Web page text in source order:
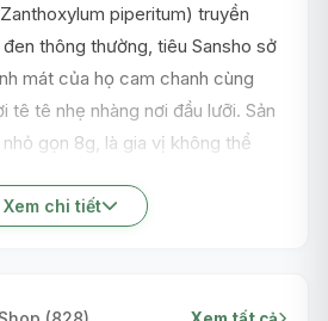
piperitum) truyền
thông thường, tiêu Sansho sở
mát của họ cam chanh cùng
tê tê nhẹ nhàng nơi đầu lưỡi. Sản
gọn 8g, là gia vị không thể
Xem chi tiết